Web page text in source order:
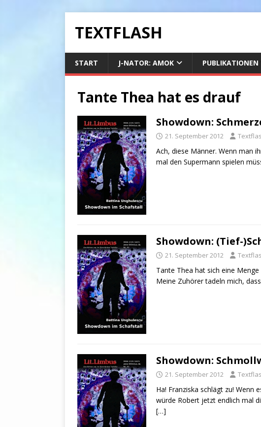
TEXTFLASH
START J-NATOR: AMOK PUBLIKATIONEN
Tante Thea hat es drauf
Showdown:
21. September 2012
Ach, diese Männer. Wenn man
mal den Supermann spielen
Showdown: (Tief-
21. September 2012
Tante Thea hat sich eine
Meine Zuhörer tadeln mich,
Showdown:
21. September 2012
Ha! Franziska schlägt zu! Wenn
würde Robert jetzt endlich mal
[…]